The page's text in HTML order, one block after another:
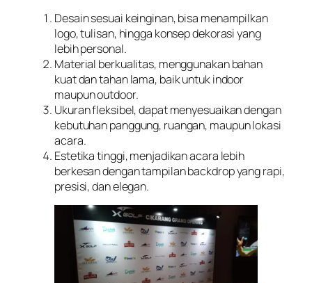
Desain sesuai keinginan, bisa menampilkan
logo, tulisan, hingga konsep dekorasi yang
lebih personal.
Material berkualitas, menggunakan bahan
kuat dan tahan lama, baik untuk indoor
maupun outdoor.
Ukuran fleksibel, dapat menyesuaikan dengan
kebutuhan panggung, ruangan, maupun lokasi
acara.
Estetika tinggi, menjadikan acara lebih
berkesan dengan tampilan backdrop yang rapi,
presisi, dan elegan.